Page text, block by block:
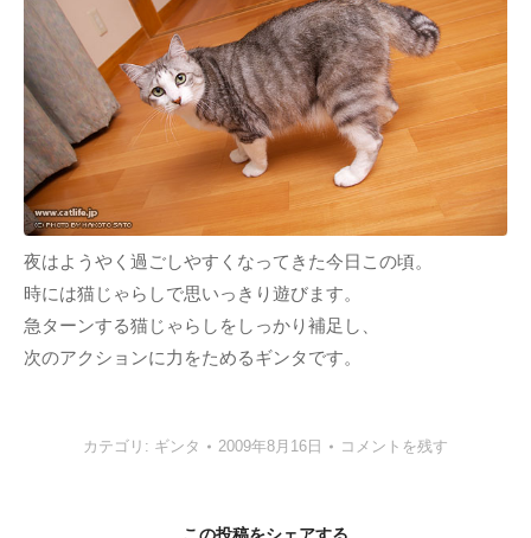
夜はようやく過ごしやすくなってきた今日この頃。
時には猫じゃらしで思いっきり遊びます。
急ターンする猫じゃらしをしっかり補足し、
次のアクションに力をためるギンタです。
カテゴリ: ギンタ 2009年8月16日 コメントを残す